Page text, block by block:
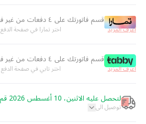
قسم فاتورتك على ٤ دفعات من غير فوائد
اختر تمارا في صفحة الدفع اعرف المزيد
قسم فاتورتك على ٤ دفعات من غير فوائد
اختر تابي في صفحة الدفع اعرف المزيد
لتحصل عليه الاثنين، 10 أغسطس 2026 قم بالطلب خلال 2 ساعة
توصيل الى